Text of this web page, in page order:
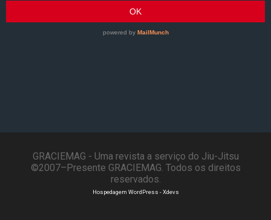
GRACIEMAG - Uma revista a serviço do Jiu-Jitsu
©2007–Presente GRACIEMAG. Todos os direitos
reservados.
Hospedagem WordPress - Xdevs